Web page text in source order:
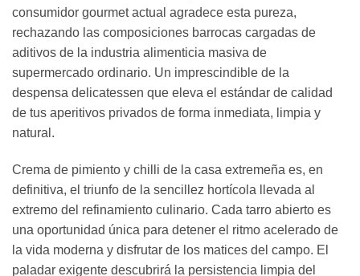
consumidor gourmet actual agradece esta pureza,
rechazando las composiciones barrocas cargadas de
aditivos de la industria alimenticia masiva de
supermercado ordinario. Un imprescindible de la
despensa delicatessen que eleva el estándar de calidad
de tus aperitivos privados de forma inmediata, limpia y
natural.
Crema de pimiento y chilli de la casa extremeña es, en
definitiva, el triunfo de la sencillez hortícola llevada al
extremo del refinamiento culinario. Cada tarro abierto es
una oportunidad única para detener el ritmo acelerado de
la vida moderna y disfrutar de los matices del campo. El
paladar exigente descubrirá la persistencia limpia del